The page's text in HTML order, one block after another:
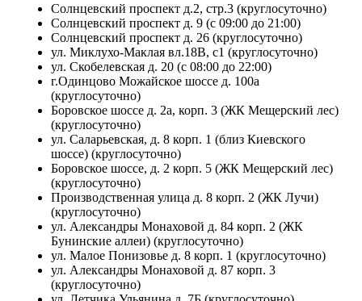
Солнцевский проспект д.2, стр.3 (круглосуточно)
Солнцевский проспект д. 9 (с 09:00 до 21:00)
Солнцевский проспект д. 26 (круглосуточно)
ул. Миклухо-Маклая вл.18В, с1 (круглосуточно)
ул. Скобелевская д. 20 (с 08:00 до 22:00)
г.Одинцово Можайское шоссе д. 100а
(круглосуточно)
Боровское шоссе д. 2а, корп. 3 (ЖК Мещерский лес)
(круглосуточно)
ул. Саларьевская, д. 8 корп. 1 (близ Киевского
шоссе) (круглосуточно)
Боровское шоссе, д. 2 корп. 5 (ЖК Мещерский лес)
(круглосуточно)
Производственная улица д. 8 корп. 2 (ЖК Лучи)
(круглосуточно)
ул. Александры Монаховой д. 84 корп. 2 (ЖК
Бунинские аллеи) (круглосуточно)
ул. Малое Понизовье д. 8 корп. 1 (круглосуточно)
ул. Александры Монаховой д. 87 корп. 3
(круглосуточно)